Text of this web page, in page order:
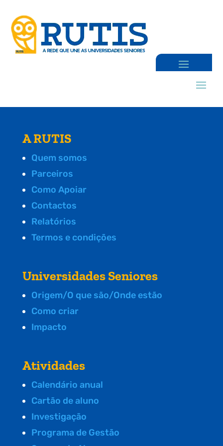
A RUTIS
Quem somos
Parceiros
Como Apoiar
Contactos
Relatórios
Termos e condições
Universidades Seniores
Origem/O que são/Onde estão
Como criar
Impacto
Atividades
Calendário anual
Cartão de aluno
Investigação
Programa de Gestão